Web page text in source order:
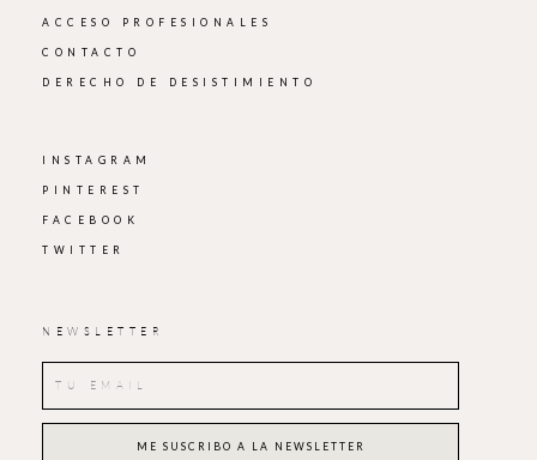
ACCESO PROFESIONALES
CONTACTO
DERECHO DE DESISTIMIENTO
INSTAGRAM
PINTEREST
FACEBOOK
TWITTER
NEWSLETTER